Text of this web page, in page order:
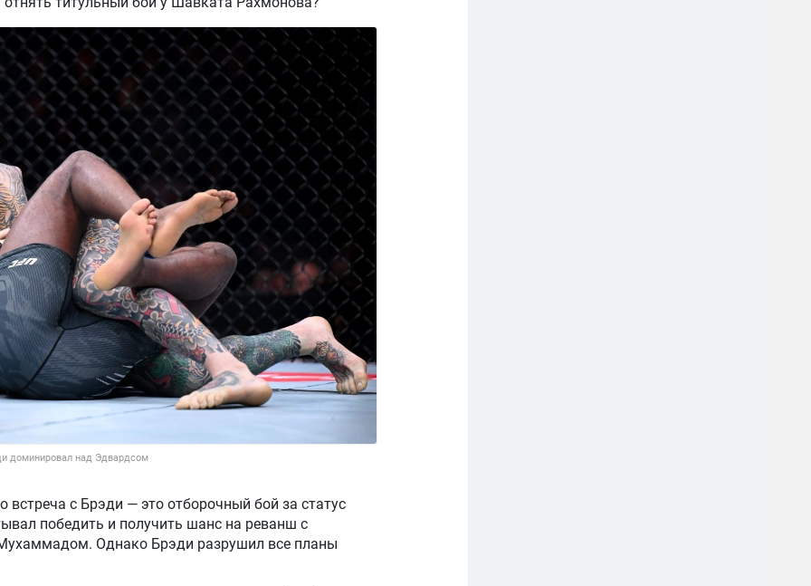
доминировал над Эдвардсом
встреча с Брэди — это отборочный бой за статус
победить и получить шанс на реванш с
Однако Брэди разрушил все планы